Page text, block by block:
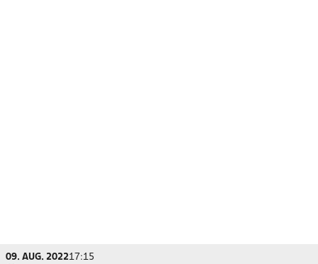
09. AUG. 202217:15